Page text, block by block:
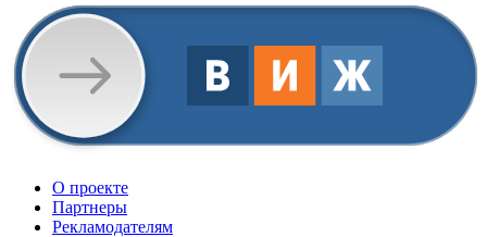
О проекте
Партнеры
Рекламодателям